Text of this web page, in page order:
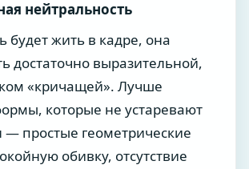
нейтральность
будет жить в кадре, она
достаточно выразительной,
«кричащей». Лучше
которые не устаревают
— простые геометрические
обивку, отсутствие